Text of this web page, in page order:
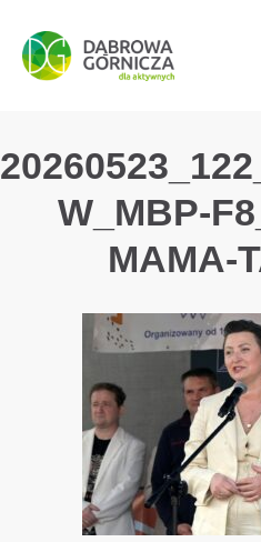
PRZEJDŹ DO MENU
PRZEJDŹ DO
PRZEJDŹ DO TREŚCI
W_MBP-
MAMA-